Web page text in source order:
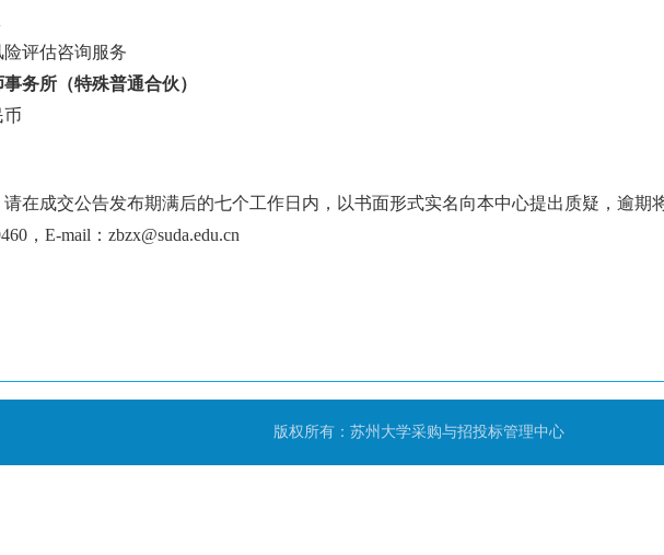
评估咨询服务
务所（特殊普通合伙）
币
在成交公告发布期满后的七个工作日内，以书面形式实名向本中心提出质疑，逾期
，E-mail：zbzx@suda.edu.cn
版权所有：苏州大学采购与招投标管理中心